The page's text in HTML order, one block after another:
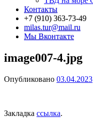
Контакты
+7 (910) 363-73-49
milas.tur@mail.ru
Мы Вконтакте
image007-4.jpg
Опубликовано 03.04.2023
Закладка ссылка.